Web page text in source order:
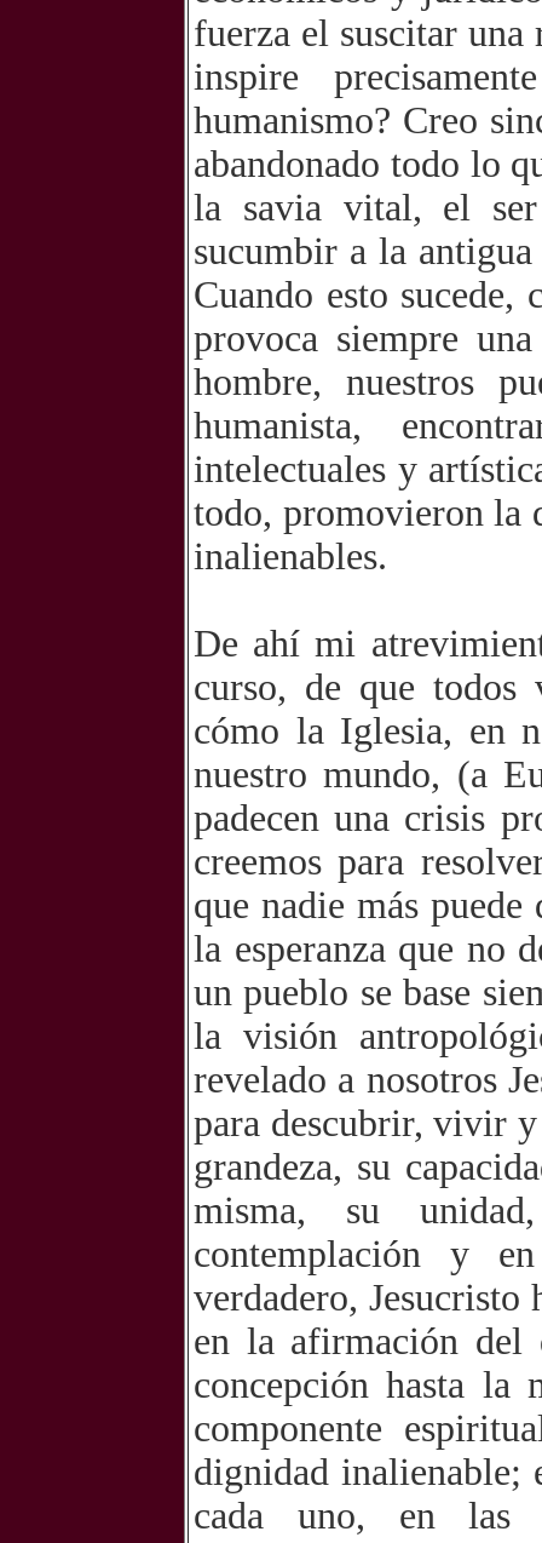
fuerza el suscitar
inspire
humanismo? Creo
abandonado todo lo
la savia vital, el ser
sucumbir a la
Cuando esto
provoca siempre
hombre, nuestros
humanista,
intelectuales y
todo, promovieron la
inalienables.
De ahí mi
curso, de que todos
cómo la Iglesia, en
nuestro mundo, (a
padecen una crisis
creemos para
que nadie más
la esperanza que no
un pueblo se base
la visión
revelado a nosotros
para descubrir, vivir y
grandeza, su
misma, su
contemplación y
verdadero,
en la afirmación del
concepción hasta la
componente
dignidad inalienable;
cada uno, en las